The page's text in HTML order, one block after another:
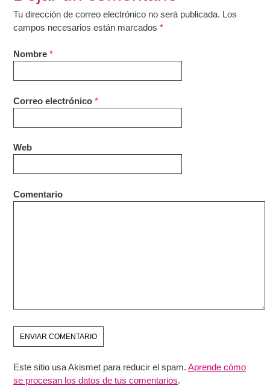
Tu dirección de correo electrónico no será publicada. Los
campos necesarios están marcados*
Nombre *
Correo electrónico *
Web
Comentario
Este sitio usa Akismet para reducir el spam.Aprende cómo
se procesan los datos de tus comentarios.